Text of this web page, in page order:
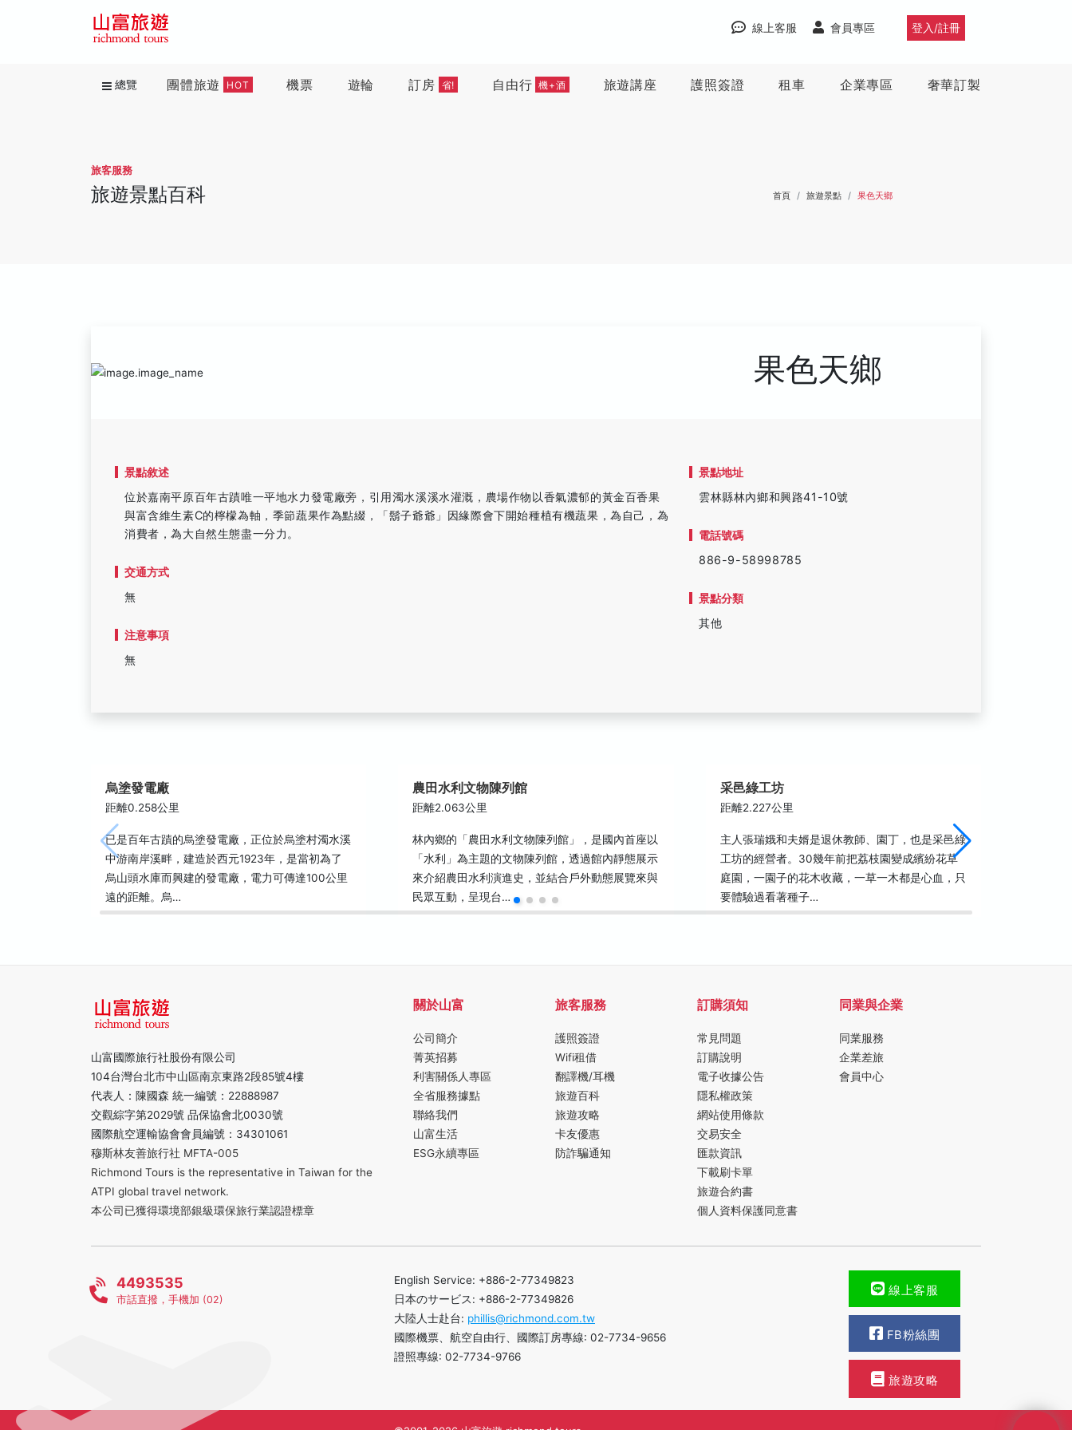
登入/註冊
會員專區
線上客服
總覽 團體旅遊 HOT 機票 遊輪 訂房 省! 自由行 機+酒 旅遊講座 護照簽證 租車 企業專區 奢華訂製
旅客服務
旅遊景點百科 首頁 旅遊景點 果色天鄉
果色天鄉
景點敘述
位於嘉南平原百年古蹟唯一平地水力發電廠旁，引用濁水溪溪水灌溉，農場作物以香氣濃郁的黃金百香果
與富含維生素C的檸檬為軸，季節蔬果作為點綴，「鬍子爺爺」因緣際會下開始種植有機蔬果，為自己，為
消費者，為大自然生態盡一分力。
交通方式
無
注意事項
無
景點地址
雲林縣林內鄉和興路41-10號
電話號碼
886-9-58998785
景點分類
其他
烏塗發電廠
距離0.258公里
已是百年古蹟的烏塗發電廠，正位於烏塗村濁水溪
中游南岸溪畔，建造於西元1923年，是當初為了
烏山頭水庫而興建的發電廠，電力可傳達100公里
遠的距離。烏…
農田水利文物陳列館
距離2.063公里
林內鄉的「農田水利文物陳列館」，是國內首座以
「水利」為主題的文物陳列館，透過館內靜態展示
來介紹農田水利演進史，並結合戶外動態展覽來與
民眾互動，呈現台…
采邑綠工坊
距離2.227公里
主人張瑞娥和夫婿是退休教師、園丁，也是采邑綠
工坊的經營者。30幾年前把荔枝園變成繽紛花草
庭園，一園子的花木收藏，一草一木都是心血，只
要體驗過看著種子…
山富國際旅行社股份有限公司
104台灣台北市中山區南京東路2段85號4樓
代表人：陳國森 統一編號：22888987
交觀綜字第2029號 品保協會北0030號
國際航空運輸協會會員編號：34301061
穆斯林友善旅行社 MFTA-005
Richmond Tours is the representative in Taiwan for the
ATPI global travel network.
本公司已獲得環境部銀級環保旅行業認證標章
關於山富
公司簡介
菁英招募
利害關係人專區
全省服務據點
聯絡我們
山富生活
ESG永續專區
旅客服務
護照簽證
Wifi租借
翻譯機/耳機
旅遊百科
旅遊攻略
卡友優惠
防詐騙通知
訂購須知
常見問題
訂購說明
電子收據公告
隱私權政策
網站使用條款
交易安全
匯款資訊
下載刷卡單
旅遊合約書
個人資料保護同意書
同業與企業
同業服務
企業差旅
會員中心
4493535
市話直撥，手機加 (02)
English Service: +886-2-77349823
日本のサービス: +886-2-77349826
大陸人士赴台: phillis@richmond.com.tw
國際機票、航空自由行、國際訂房專線: 02-7734-9656
證照專線: 02-7734-9766
線上客服
FB粉絲團
旅遊攻略